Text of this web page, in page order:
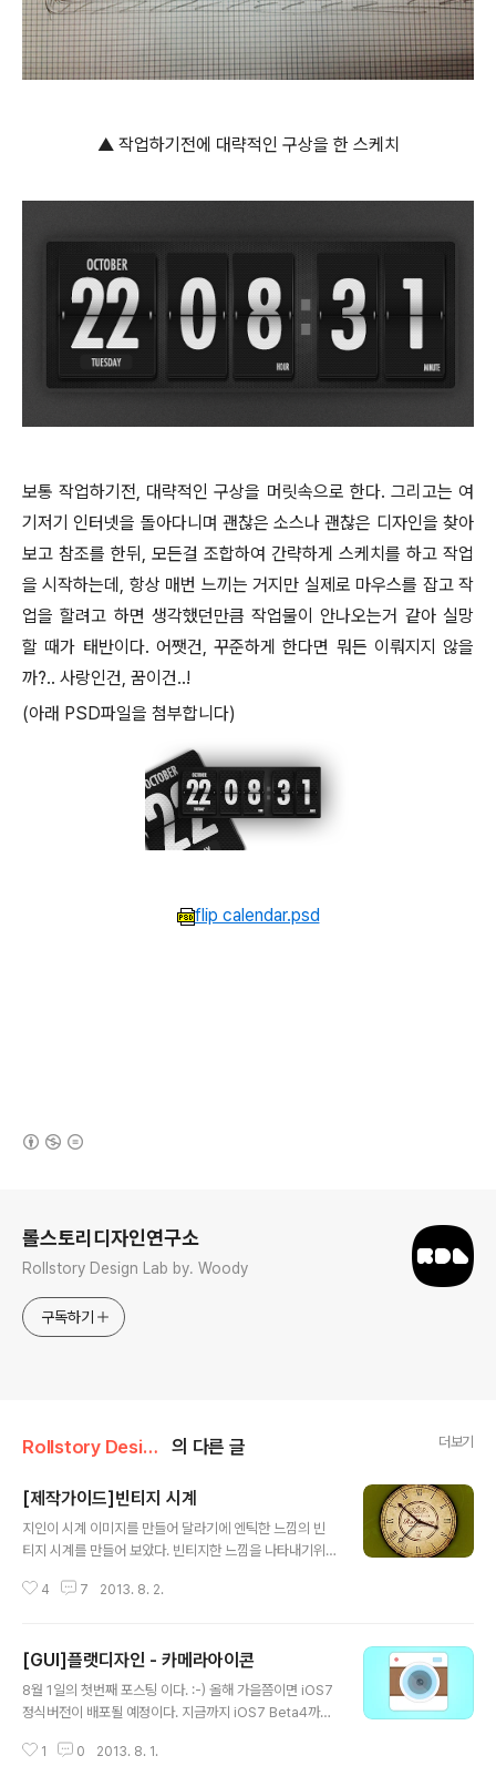
▲ 작업하기전에 대략적인 구상을 한 스케치
보통 작업하기전, 대략적인 구상을 머릿속으로 한다. 그리고는 여
기저기 인터넷을 돌아다니며 괜찮은 소스나 괜찮은 디자인을 찾아
보고 참조를 한뒤, 모든걸 조합하여 간략하게 스케치를 하고 작업
을 시작하는데, 항상 매번 느끼는 거지만 실제로 마우스를 잡고 작
업을 할려고 하면 생각했던만큼 작업물이 안나오는거 같아 실망
할 때가 태반이다. 어쨋건, 꾸준하게 한다면 뭐든 이뤄지지 않을
까?.. 사랑인건, 꿈이건..!
(아래 PSD파일을 첨부합니다)
flip calendar.psd
롤스토리디자인연구소
Rollstory Design Lab by. Woody
구독하기
Rollstory Design/8月 - August 의 다른 글 더보기
[제작가이드]빈티지 시계
지인이 시계 이미지를 만들어 달라기에 엔틱한 느낌의 빈
티지 시계를 만들어 보았다. 빈티지한 느낌을 나타내기위
느낌으로 만들 수 있을 것이다. (앞서 말한적있지만 필자의
다.) 01.가로세로 512px의 캔버스를 만든다. 02.가이드라
인을 미리 그어놓고 가로세로 350px의 정원의 쉐이프를
만든뒤, 아래의 레이어 스타일을 적용한다. ▲ clock bod
03.시계배경에 질감을 추가적으로 주기 위하여 같은 레이
4 7 2013. 8. 2.
[GUI]플랫디자인 - 카메라아이콘
8월 1일의 첫번째 포스팅 이다. :-) 올해 가을쯤이면 iOS7
정식버전이 배포될 예정이다. 지금까지 iOS7 Beta4까지
물을 그대로 표현하는 '스큐어모픽'의 디자인에서 벗어나
1 0 2013. 8. 1.